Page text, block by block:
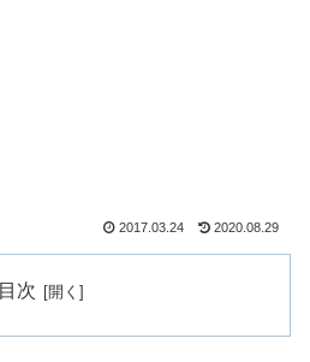
2017.03.24 2020.08.29
目次